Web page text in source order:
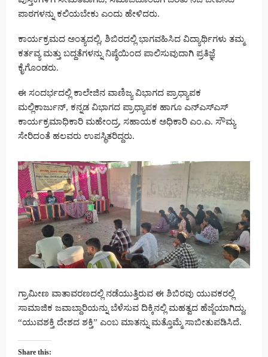
ಪಾಠಗಳನ್ನು ಕಲಿಯಬೇಕು ಎಂದು ಹೇಳಿದರು.
ಕಾರ್ಯಕ್ರಮದ ಅಂತ್ಯದಲ್ಲಿ, ಶಿಬಿರದಲ್ಲಿ ಭಾಗವಹಿಸಿದ ವಿದ್ಯಾರ್ಥಿಗಳು ತಮ್ಮ
ಕರ್ತವ್ಯ ಮತ್ತು ಬದ್ದತೆಗಳನ್ನು ನಿಷ್ಠೆಯಿಂದ ಪಾಲಿಸುವುದಾಗಿ ಪ್ರತಿಜ್ಞೆ
ಕೈಗೊಂಡರು.
ಈ ಸಂದರ್ಭದಲ್ಲಿ ಕಾಲೇಜಿನ ವಾಣಿಜ್ಯ ವಿಭಾಗದ ಪ್ರಾಧ್ಯಾಪಕ
ಮಲ್ಲಿಕಾರ್ಜುನ್, ಕನ್ನಡ ವಿಭಾಗದ ಪ್ರಾಧ್ಯಾಪಕ ಹಾಗೂ ಎನ್‌ಎಸ್‌ಎಸ್
ಕಾರ್ಯಕ್ರಮಾಧಿಕಾರಿ ಮಹೇಂದ್ರ, ಸಹಾಯಕ ಅಧಿಕಾರಿ ಎಂ.ಎ. ಸೌಮ್ಯ
ಸೇರಿದಂತೆ ಹಲವರು ಉಪಸ್ಥಿತರಿದ್ದರು.
ಗ್ರಾಮೀಣ ವಾತಾವರಣದಲ್ಲಿ ನಡೆಯುತ್ತಿರುವ ಈ ಶಿಬಿರವು ಯುವಕರಲ್ಲಿ
ಸಾಮಾಜಿಕ ಜವಾಬ್ದಾರಿಯನ್ನು ಬೆಳೆಸುವ ದಿಕ್ಕಿನಲ್ಲಿ ಮಹತ್ವದ ಹೆಜ್ಜೆಯಾಗಿದ್ದು,
“ಯುವಶಕ್ತಿ ದೇಶದ ಶಕ್ತಿ” ಎಂಬ ಮಾತನ್ನು ಮತ್ತೊಮ್ಮೆ ಸಾಬೀತುಪಡಿಸಿದೆ.
Share this: